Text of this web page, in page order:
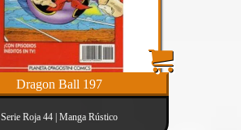
Dragon Ball 197
Serie Roja 44 | Manga Rústico